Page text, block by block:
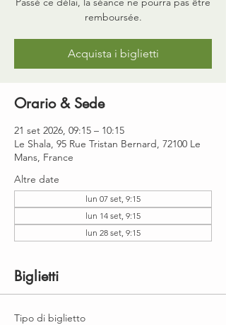
remboursée.
Acquista i biglietti
Orario & Sede
21 set 2026, 09:15 – 10:15
Le Shala, 95 Rue Tristan Bernard, 72100 Le
Mans, France
Altre date
lun 07 set, 9:15
lun 14 set, 9:15
lun 28 set, 9:15
Biglietti
Tipo di biglietto